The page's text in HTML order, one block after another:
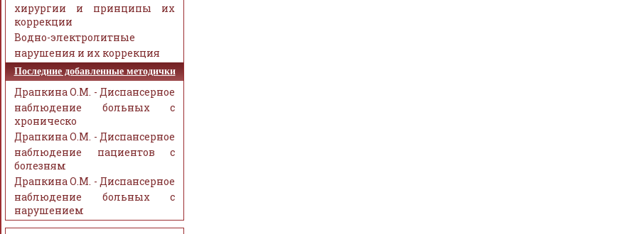
хирургии и принципы их
коррекции
Водно-электролитные
нарушения и их коррекция
Последние добавленные методички
Драпкина О.М. - Диспансерное
наблюдение больных с
хроническо
Драпкина О.М. - Диспансерное
наблюдение пациентов с
болезням
Драпкина О.М. - Диспансерное
наблюдение больных с
нарушением